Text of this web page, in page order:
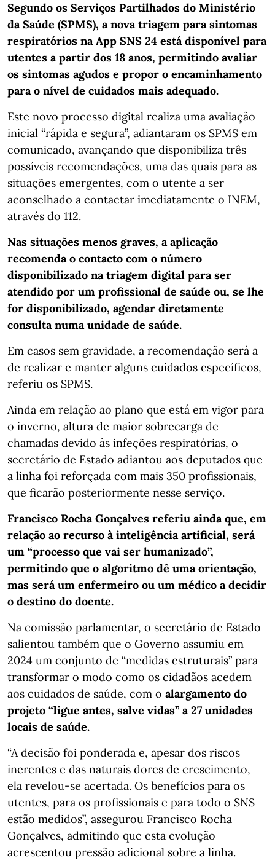
Segundo os Serviços Partilhados do Ministério
da Saúde (SPMS), a nova triagem para sintomas
respiratórios na App SNS 24 está disponível para
utentes a partir dos 18 anos, permitindo avaliar
os sintomas agudos e propor o encaminhamento
para o nível de cuidados mais adequado.
Este novo processo digital realiza uma avaliação
inicial “rápida e segura”, adiantaram os SPMS em
comunicado, avançando que disponibiliza três
possíveis recomendações, uma das quais para as
situações emergentes, com o utente a ser
aconselhado a contactar imediatamente o INEM,
através do 112.
Nas situações menos graves, a aplicação
recomenda o contacto com o número
disponibilizado na triagem digital para ser
atendido por um profissional de saúde ou, se lhe
for disponibilizado, agendar diretamente
consulta numa unidade de saúde.
Em casos sem gravidade, a recomendação será a
de realizar e manter alguns cuidados específicos,
referiu os SPMS.
Ainda em relação ao plano que está em vigor para
o inverno, altura de maior sobrecarga de
chamadas devido às infeções respiratórias, o
secretário de Estado adiantou aos deputados que
a linha foi reforçada com mais 350 profissionais,
que ficarão posteriormente nesse serviço.
Francisco Rocha Gonçalves referiu ainda que, em
relação ao recurso à inteligência artificial, será
um “processo que vai ser humanizado”,
permitindo que o algoritmo dê uma orientação,
mas será um enfermeiro ou um médico a decidir
o destino do doente.
Na comissão parlamentar, o secretário de Estado
salientou também que o Governo assumiu em
2024 um conjunto de “medidas estruturais” para
transformar o modo como os cidadãos acedem
aos cuidados de saúde, com o alargamento do
projeto “ligue antes, salve vidas” a 27 unidades
locais de saúde.
“A decisão foi ponderada e, apesar dos riscos
inerentes e das naturais dores de crescimento,
ela revelou-se acertada. Os benefícios para os
utentes, para os profissionais e para todo o SNS
estão medidos”, assegurou Francisco Rocha
Gonçalves, admitindo que esta evolução
acrescentou pressão adicional sobre a linha.